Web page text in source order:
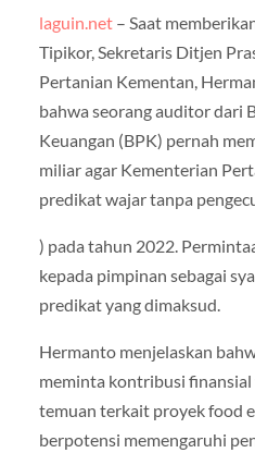
laguin.net– Saat
Tipikor, Sekretaris Ditjen
Pertanian Kementan,
bahwa seorang auditor dari
Keuangan (BPK) pernah
miliar agar Kementerian
predikat wajar tanpa
) pada tahun 2022.
kepada pimpinan sebagai
predikat yang dimaksud.
Hermanto menjelaskan
meminta kontribusi
temuan terkait proyek food
berpotensi memengaruhi